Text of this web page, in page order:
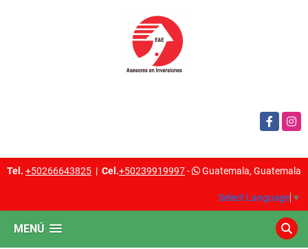
Facebook
Tel. +50266643825 | Cel.+50239919997- Guatemala, Guatemala
Select Language ▼
MENÚ